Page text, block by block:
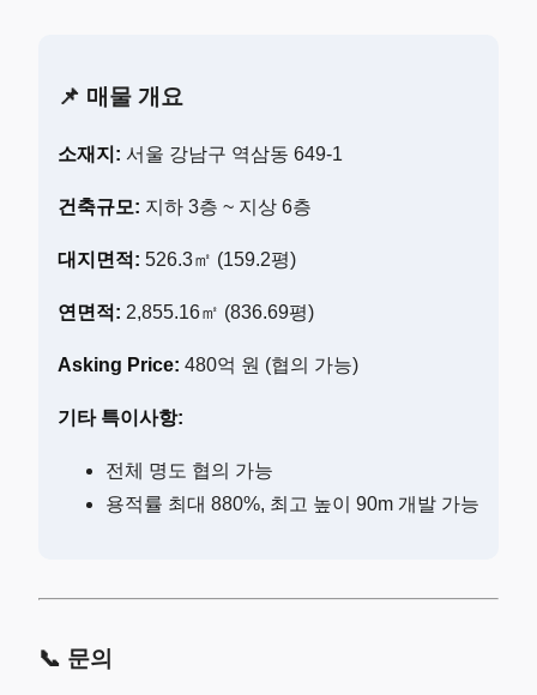
📌 매물 개요
소재지: 서울 강남구 역삼동 649-1
건축규모: 지하 3층 ~ 지상 6층
대지면적: 526.3㎡ (159.2평)
연면적: 2,855.16㎡ (836.69평)
Asking Price: 480억 원 (협의 가능)
기타 특이사항:
전체 명도 협의 가능
용적률 최대 880%, 최고 높이 90m 개발 가능
📞 문의